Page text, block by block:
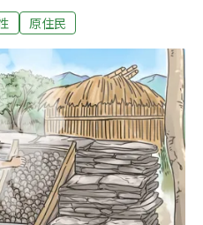
可直接料理，且外觀不易塌
（Cajanus cajan (L.)
物，主要分布於亞洲、非
區，是台灣原住民部落的傳
物，卻不含會引發過敏原
材，可替代精緻澱粉食物來
維的攝取，因此近年也被視
包裝的乾樹豆籽實，光是處
炊煮時間是紅豆、綠豆的
原住民